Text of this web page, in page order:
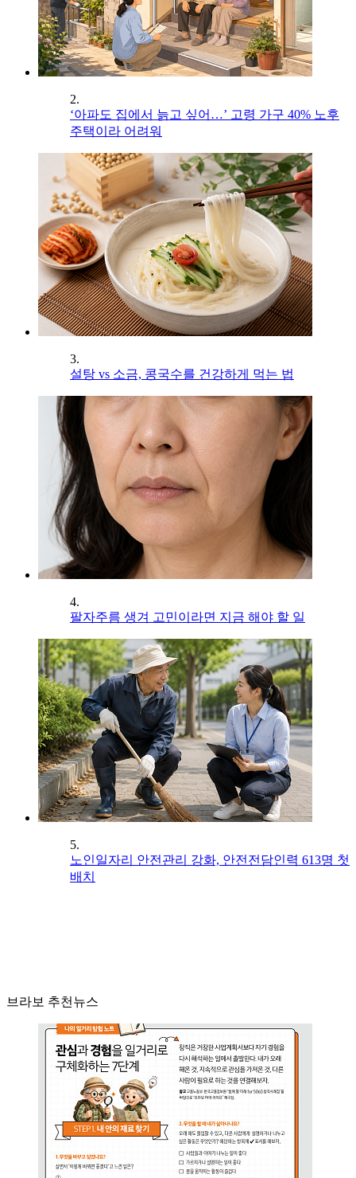
2.
‘아파도 집에서 늙고 싶어…’ 고령 가구 40% 노후
주택이라 어려워
3.
설탕 vs 소금, 콩국수를 건강하게 먹는 법
4.
팔자주름 생겨 고민이라면 지금 해야 할 일
5.
노인일자리 안전관리 강화, 안전전담인력 613명 첫
배치
브라보 추천뉴스